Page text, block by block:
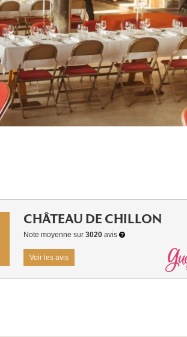
CHÂTEAU DE CHILLON
Note moyenne sur 3020avis
Voir les avis